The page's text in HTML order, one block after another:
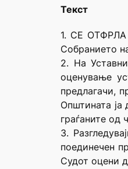
Текст
1. СЕ ОТФРЛА
Собранието
2. На
оценување
предлагачи,
Општината ја
граѓаните од
3.
поединечен
Судот оцени